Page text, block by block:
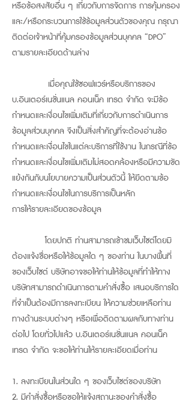
หรือข้อสงสัยอื่น ๆ เกี่ยวกับการจัดการ การคุ้มครอง
และ/หรือกระบวนการใช้ข้อมูลส่วนตัวของคุณ กรุณา
ติดต่อเจ้าหน้าที่คุ้มครองข้อมูลส่วนบุคคล “DPO”
ตามรายละเอียดด้านล่าง
เมื่อคุณใช้ซอฟแวร์หรือบริการของ
บ.อินเตอร์เนชั่นแนล คอนเน็ค เทรด จำกัด จะมีข้อ
กำหนดและเงื่อนไขเพิ่มเติมที่เกี่ยวกับการดำเนินการ
ข้อมูลส่วนบุคคล จึงเป็นสิ่งสำคัญที่จะต้องอ่านข้อ
กำหนดและเงื่อนไขในแต่ละบริการที่ใช้งาน ในกรณีที่ข้อ
กำหนดและเงื่อนไขเพิ่มเติมไม่สอดคล้องหรือมีความขัด
แย้งกันกับนโยบายความเป็นส่วนตัวนี้ ให้ยึดตามข้อ
กำหนดและเงื่อนไขในการบริการเป็นหลัก
การให้รายละเอียดของข้อมูล
โดยปกติ ท่านสามารถเข้าชมเว็บไซต์โดยมิ
ต้องแจ้งชื่อหรือให้ข้อมูลใด ๆ ของท่าน ในบางพื้นที่
ของเว็บไซต์ บริษัทอาจขอให้ท่านให้ข้อมูลที่ทำให้ทาง
บริษัทสามารถดำเนินการตามคำสั่งซื้อ เสนอบริการใด
ที่จำเป็นต้องมีการลงทะเบียน ให้ความช่วยเหลือท่าน
ทางด้านระบบต่างๆ หรือเพื่อติดตามผลกับทางท่าน
ต่อไป โดยทั่วไปแล้ว บ.อินเตอร์เนชั่นแนล คอนเน็ค
เทรด จำกัด จะขอให้ท่านให้รายละเอียดเมื่อท่าน
1. ลงทะเบียนในส่วนใด ๆ ของเว็บไซต์ของบริษัท
2. มีคำสั่งซื้อหรือขอให้แจ้งสถานะของคำสั่งซื้อ